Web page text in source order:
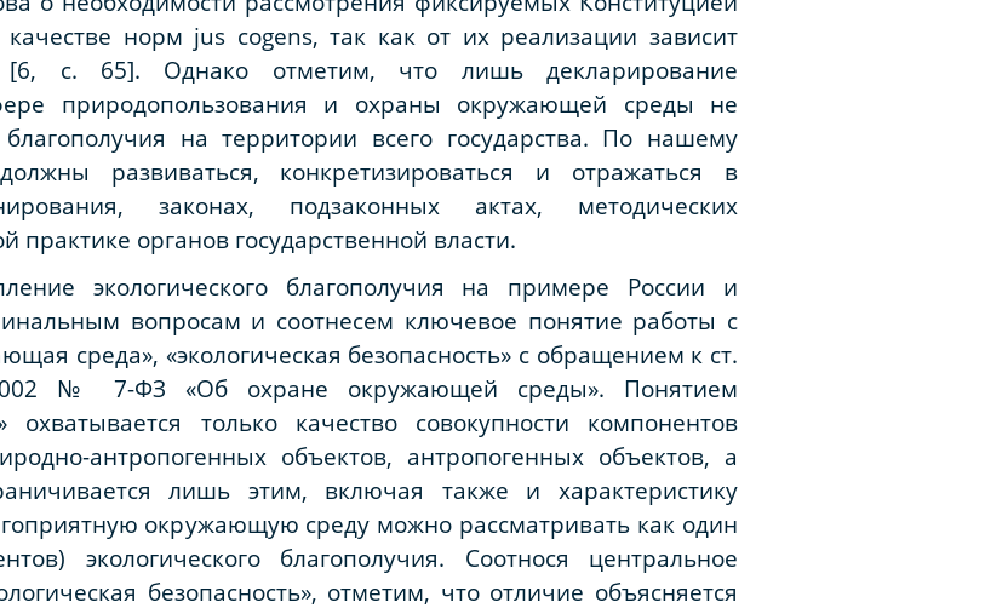
норм jus cogens, так как от их реализации зависит
[6, с. 65]. Однако отметим, что лишь декларирование
природопользования и охраны окружающей среды не
благополучия на территории всего государства. По нашему
развиваться, конкретизироваться и отражаться в
законах, подзаконных актах, методических
органов государственной власти.
экологического благополучия на примере России и
вопросам и соотнесем ключевое понятие работы с
среда», «экологическая безопасность» с обращением к ст.
№ 7-ФЗ «Об охране окружающей среды». Понятием
только качество совокупности компонентов
антропогенных объектов, антропогенных объектов, а
лишь этим, включая также и характеристику
окружающую среду можно рассматривать как один
экологического благополучия. Соотнося центральное
безопасность», отметим, что отличие объясняется